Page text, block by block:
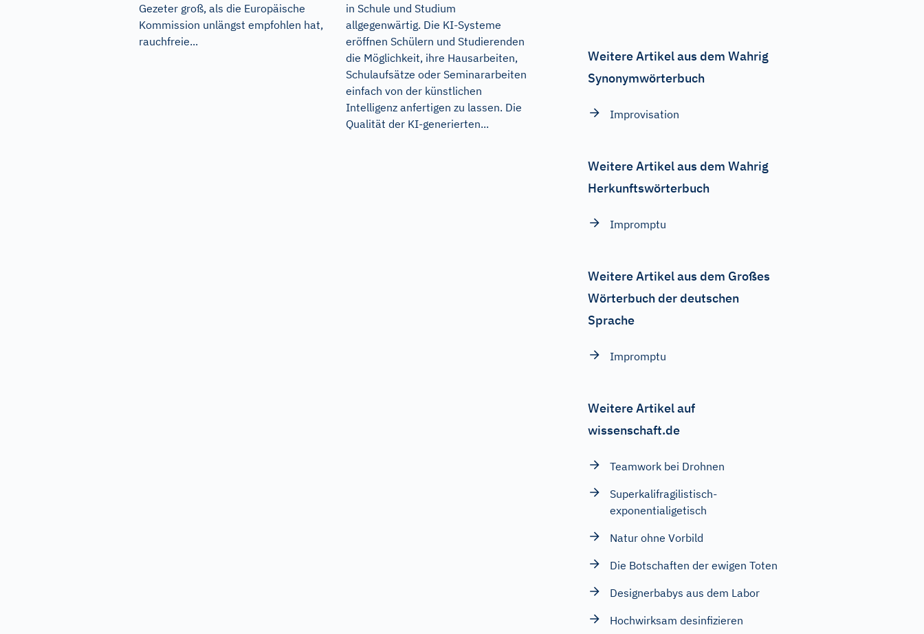
Gezeter groß, als die Europäische
Kommission unlängst empfohlen hat,
rauchfreie...
in Schule und Studium
allgegenwärtig. Die KI-Systeme
eröffnen Schülern und Studierenden
die Möglichkeit, ihre Hausarbeiten,
Schulaufsätze oder Seminararbeiten
einfach von der künstlichen
Intelligenz anfertigen zu lassen. Die
Qualität der KI-generierten...
Weitere Artikel aus dem Wahrig
Synonymwörterbuch
Improvisation
Weitere Artikel aus dem Wahrig
Herkunftswörterbuch
Impromptu
Weitere Artikel aus dem Großes
Wörterbuch der deutschen
Sprache
Impromptu
Weitere Artikel auf
wissenschaft.de
Teamwork bei Drohnen
Superkalifragilistisch-
exponentialigetisch
Natur ohne Vorbild
Die Botschaften der ewigen Toten
Designerbabys aus dem Labor
Hochwirksam desinfizieren